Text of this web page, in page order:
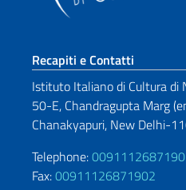
Sezione footer
Recapiti e Contatti
Istituto Italiano di Cultura di
50-E, Chandragupta Marg
Chanakyapuri, New Delhi-
Telephone:
Fax:00911126871902